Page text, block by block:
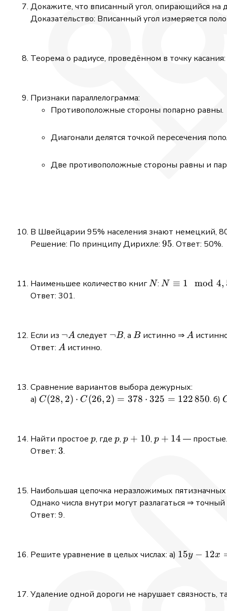
Докажите, что вписанный угол, опирающийся на
Доказательство: Вписанный угол измеряется
Теорема о радиусе, проведённом в точку
Признаки параллелограмма:
Противоположные стороны попарно равны.
Диагонали делятся точкой пересечения
Две противоположные стороны равны и
В Швейцарии 95% населения знают немецкий,
Решение: По принципу Дирихле: 95%
+
95. Ответ: 50%.
Наименьшее количество книгN
N:N ≡1
N ≡ 1 mod 4,
Ответ: 301.
Если из \neg
A
¬A следует \neg
¬B, а B
Bистинно ⇒A
A
Ответ: A
A истинно.
Сравнение вариантов выбора дежурных:
а) C(28,2)
= 378
\cdot
325 =
C(28, 2) ⋅ C(26, 2) = 378 ⋅ 325 = 122850. б)
Найти простое p
p, где p
p, p+10
p + 10, p+14
p + 14 —
Ответ: 3
3.
Наибольшая цепочка неразложимых
Однако числа внутри могут разлагаться ⇒
Ответ: 9.
Решите уравнение в целых числах: а) 15y
15y − 12x
Удаление одной дороги не нарушает связность,